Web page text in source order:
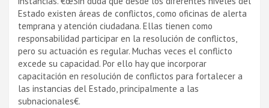
Estado existen áreas de conflictos, como oficinas de alerta
temprana y atención ciudadana. Ellas tienen como
responsabilidad participar en la resolución de conflictos,
pero su actuación es regular. Muchas veces el conflicto
excede su capacidad. Por ello hay que incorporar
capacitación en resolución de conflictos para fortalecer a
las instancias del Estado, principalmente a las
subnacionales€.